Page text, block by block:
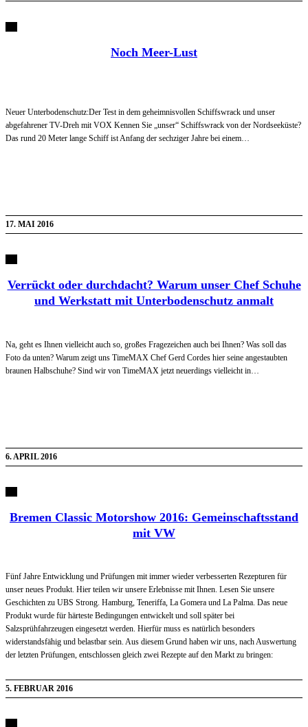
Noch Meer-Lust
Neuer Unterbodenschutz:Der Test in dem geheimnisvollen Schiffswrack und unser
abgefahrener TV-Dreh mit VOX Kennen Sie „unser“ Schiffswrack von der Nordseeküste?
Das rund 20 Meter lange Schiff ist Anfang der sechziger Jahre bei einem…
17. MAI 2016
Verrückt oder durchdacht? Warum unser Chef Schuhe
und Werkstatt mit Unterbodenschutz anmalt
Na, geht es Ihnen vielleicht auch so, großes Fragezeichen auch bei Ihnen? Was soll das
Foto da unten? Warum zeigt uns TimeMAX Chef Gerd Cordes hier seine angestaubten
braunen Halbschuhe? Sind wir von TimeMAX jetzt neuerdings vielleicht in…
6. APRIL 2016
Bremen Classic Motorshow 2016: Gemeinschaftsstand
mit VW
Fünf Jahre Entwicklung und Prüfungen mit immer wieder verbesserten Rezepturen für
unser neues Produkt. Hier teilen wir unsere Erlebnisse mit Ihnen. Lesen Sie unsere
Geschichten zu UBS Strong. Hamburg, Teneriffa, La Gomera und La Palma. Das neue
Produkt wurde für härteste Bedingungen entwickelt und soll später bei
Salzsprühfahrzeugen eingesetzt werden. Hierfür muss es natürlich besonders
widerstandsfähig und belastbar sein. Aus diesem Grund haben wir uns, nach Auswertung
der letzten Prüfungen, entschlossen gleich zwei Rezepte auf den Markt zu bringen:
5. FEBRUAR 2016